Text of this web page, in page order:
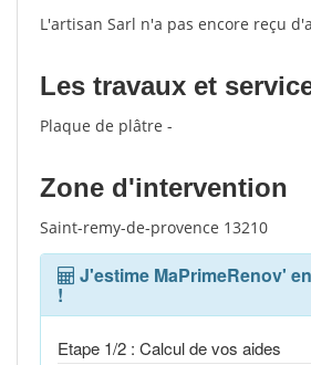
L'artisan Sarl n'a pas encore reçu
Les travaux et
Plaque de plâtre -
Zone d'intervention
Saint-remy-de-provence 13210